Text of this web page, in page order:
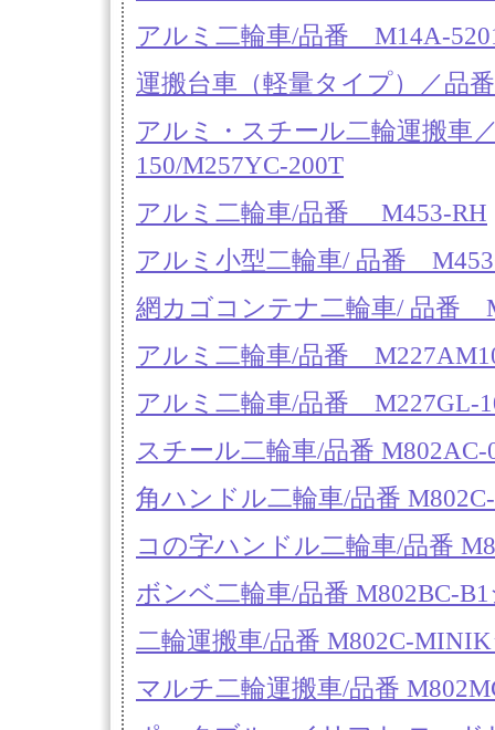
アルミ二輪車/品番 M14A-
運搬台車（軽量タイプ）／品
アルミ・スチール二輪運搬車
150/M257YC-200T
アルミ二輪車/品番 M453-RH
アルミ小型二輪車/ 品番
網カゴコンテナ二輪車/ 品番
アルミ二輪車/品番
アルミ二輪車/品番 M227GL-
スチール二輪車/品番
角ハンドル二輪車/品番
コの字ハンドル二輪車/品番
ボンベ二輪車/品番 M802BC-
二輪運搬車/品番 M802C-
マルチ二輪運搬車/品番